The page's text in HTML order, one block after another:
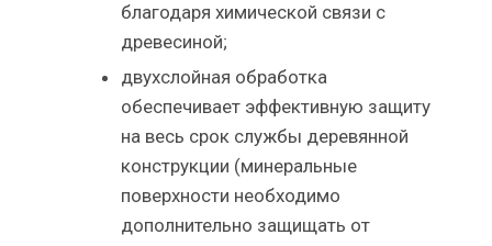
благодаря химической связи с
древесиной;
двухслойная обработка
обеспечивает эффективную защиту
на весь срок службы деревянной
конструкции (минеральные
поверхности необходимо
дополнительно защищать от